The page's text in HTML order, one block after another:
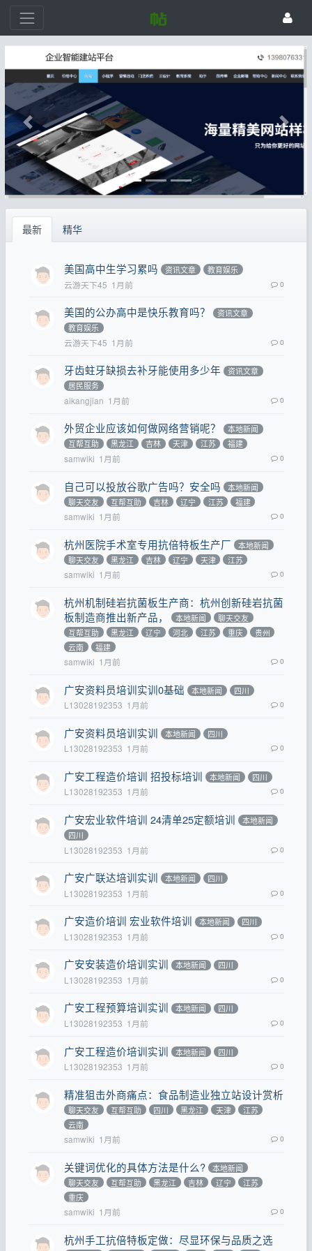
最新 精华
美国高中生学习累吗 资讯文章 教育娱乐
云游天下45 1月前 0
美国的公办高中是快乐教育吗？
资讯文章
教育娱乐
云游天下45 1月前 0
牙齿蛀牙缺损去补牙能使用多少年
资讯文章
居民服务
aikangjian 1月前 0
外贸企业应该如何做网络营销呢？
本地新闻
互帮互助
黑龙江 吉林 天津 江苏 福建
samwiki 1月前 0
自己可以投放谷歌广告吗？安全吗
本地新闻
聊天交友
互帮互助 吉林 辽宁 江苏 福建
samwiki 1月前 0
杭州医院手术室专用抗倍特板生产厂
本地新闻
聊天交友
黑龙江 吉林 辽宁 天津 江苏
samwiki 1月前 0
杭州机制硅岩抗菌板生产商：杭州创新硅岩抗菌
板制造商推出新产品，
本地新闻
聊天交友
互帮互助
黑龙江 辽宁 河北 江苏 重庆
贵州
云南
福建
samwiki 1月前 0
广安资料员培训实训0基础 本地新闻 四川
L13028192353 1月前 0
广安资料员培训实训 本地新闻 四川
L13028192353 1月前 0
广安工程造价培训 招投标培训 本地新闻 四川
L13028192353 1月前 0
广安宏业软件培训 24清单25定额培训
本地新闻
四川
L13028192353 1月前 0
广安广联达培训实训 本地新闻 四川
L13028192353 1月前 0
广安造价培训 宏业软件培训 本地新闻 四川
L13028192353 1月前 0
广安安装造价培训实训 本地新闻 四川
L13028192353 1月前 0
广安工程预算培训实训 本地新闻 四川
L13028192353 1月前 0
广安工程造价培训实训 本地新闻 四川
L13028192353 1月前 0
精准狙击外商痛点：食品制造业独立站设计赏析
聊天交友 互帮互助 四川 黑龙江 天津
江苏
云南
samwiki 1月前 0
关键词优化的具体方法是什么?
本地新闻
聊天交友
互帮互助 黑龙江 吉林 辽宁
江苏
重庆
samwiki 1月前 0
杭州手工抗倍特板定做：尽显环保与品质之选